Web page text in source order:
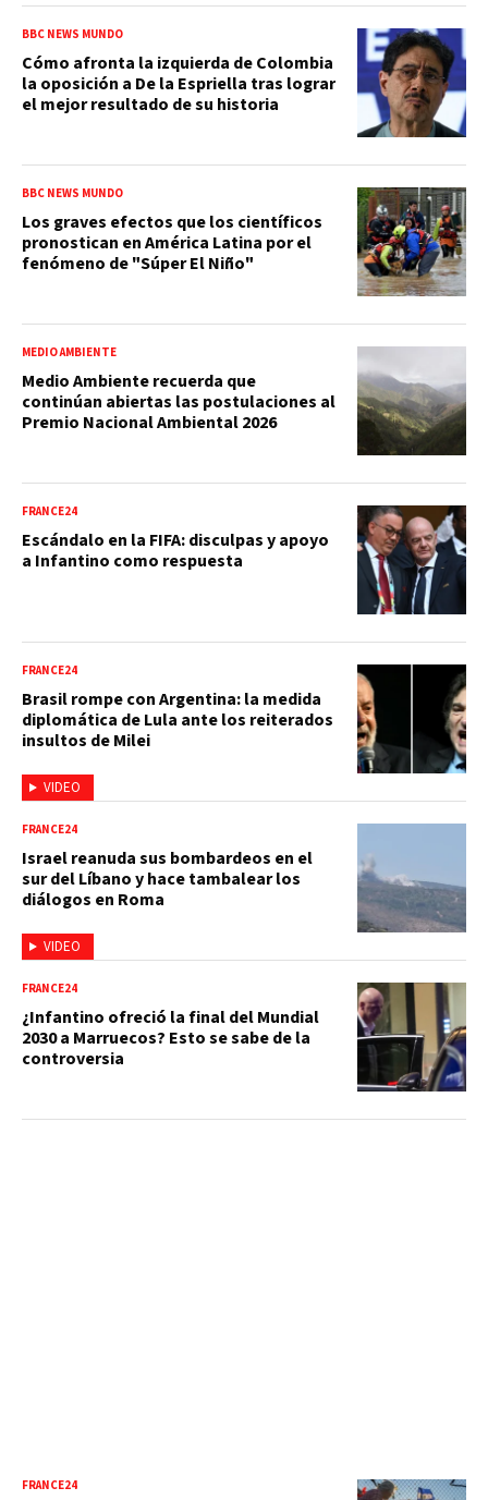
BBC NEWS MUNDO
Cómo afronta la izquierda de Colombia
la oposición a De la Espriella tras lograr
el mejor resultado de su historia
BBC NEWS MUNDO
Los graves efectos que los científicos
pronostican en América Latina por el
fenómeno de "Súper El Niño"
MEDIO AMBIENTE
Medio Ambiente recuerda que
continúan abiertas las postulaciones al
Premio Nacional Ambiental 2026
FRANCE24
Escándalo en la FIFA: disculpas y apoyo
a Infantino como respuesta
VIDEO
FRANCE24
Brasil rompe con Argentina: la medida
diplomática de Lula ante los reiterados
insultos de Milei
VIDEO
FRANCE24
Israel reanuda sus bombardeos en el
sur del Líbano y hace tambalear los
diálogos en Roma
FRANCE24
¿Infantino ofreció la final del Mundial
2030 a Marruecos? Esto se sabe de la
controversia
FRANCE24